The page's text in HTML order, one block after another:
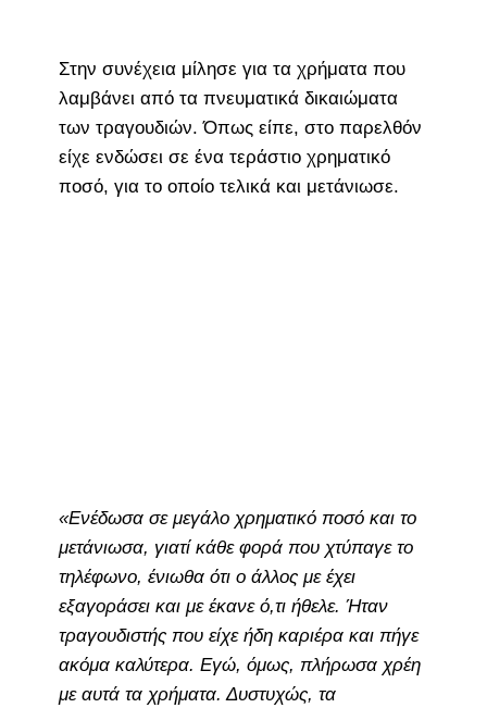
Στην συνέχεια μίλησε για τα χρήματα που
λαμβάνει από τα πνευματικά δικαιώματα
των τραγουδιών. Όπως είπε, στο παρελθόν
είχε ενδώσει σε ένα τεράστιο χρηματικό
ποσό, για το οποίο τελικά και μετάνιωσε.
«Ενέδωσα σε μεγάλο χρηματικό ποσό και το
μετάνιωσα, γιατί κάθε φορά που χτύπαγε το
τηλέφωνο, ένιωθα ότι ο άλλος με έχει
εξαγοράσει και με έκανε ό,τι ήθελε. Ήταν
τραγουδιστής που είχε ήδη καριέρα και πήγε
ακόμα καλύτερα. Εγώ, όμως, πλήρωσα χρέη
με αυτά τα χρήματα. Δυστυχώς, τα